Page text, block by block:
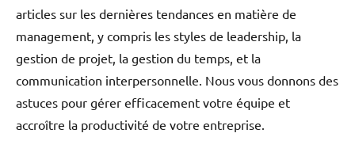
articles sur les dernières tendances en matière de
management, y compris les styles de leadership, la
gestion de projet, la gestion du temps, et la
communication interpersonnelle. Nous vous donnons des
astuces pour gérer efficacement votre équipe et
accroître la productivité de votre entreprise.